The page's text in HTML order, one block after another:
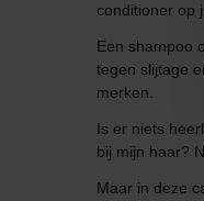
conditioner op
Een shampoo
tegen slijtage
merken.
Is er niets
bij mijn haar?
Maar in deze